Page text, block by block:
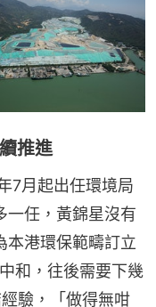
推進
7月起出任環境局
一任，黃錦星沒有
本港環保範疇訂立
和，往後需要下幾
驗，「做得無咁